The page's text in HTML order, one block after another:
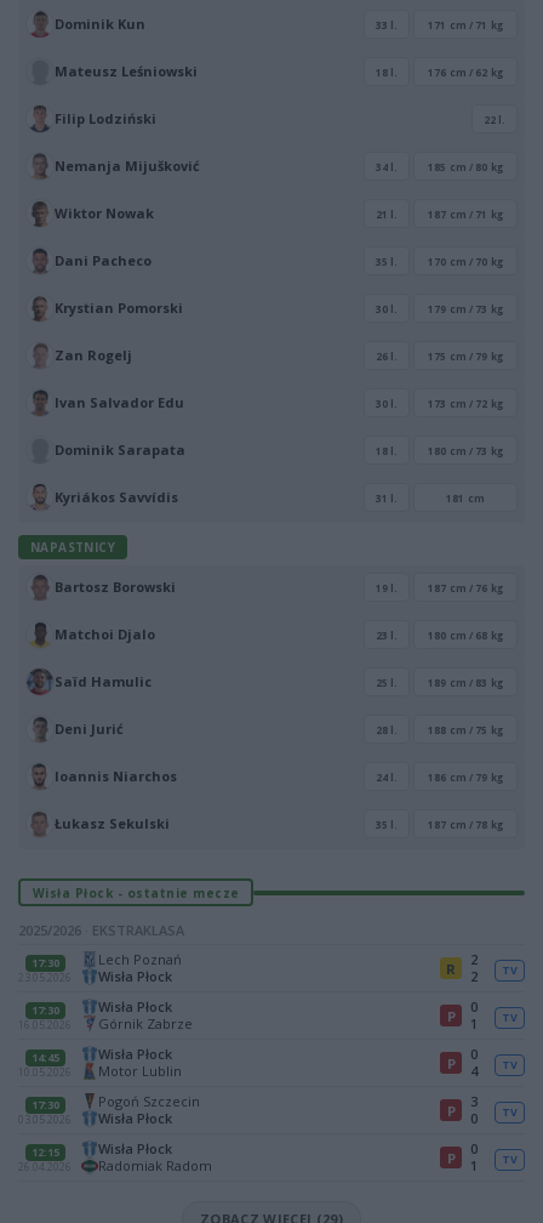
Dominik Kun 33 l. 171 cm / 71 kg
Mateusz Leśniowski 18 l. 176 cm / 62 kg
Filip Lodziński 22 l.
Nemanja Mijušković 34 l. 185 cm / 80 kg
Wiktor Nowak 21 l. 187 cm / 71 kg
Dani Pacheco 35 l. 170 cm / 70 kg
Krystian Pomorski 30 l. 179 cm / 73 kg
Zan Rogelj 26 l. 175 cm / 79 kg
Ivan Salvador Edu 30 l. 173 cm / 72 kg
Dominik Sarapata 18 l. 180 cm / 73 kg
Kyriákos Savvídis 31 l. 181 cm
NAPASTNICY
Bartosz Borowski 19 l. 187 cm / 76 kg
Matchoi Djalo 23 l. 180 cm / 68 kg
Saïd Hamulic 25 l. 189 cm / 83 kg
Deni Jurić 28 l. 188 cm / 75 kg
Ioannis Niarchos 24 l. 186 cm / 79 kg
Łukasz Sekulski 35 l. 187 cm / 78 kg
Wisła Płock - ostatnie mecze
2025/2026 · EKSTRAKLASA
17:30
23.05.2026
Lech Poznań
Wisła Płock
R
2
2
TV
17:30
16.05.2026
Wisła Płock
Górnik Zabrze
P
0
1
TV
14:45
10.05.2026
Wisła Płock
Motor Lublin
P
0
4
TV
17:30
03.05.2026
Pogoń Szczecin
Wisła Płock
P
3
0
TV
12:15
26.04.2026
Wisła Płock
Radomiak Radom
P
0
1
TV
ZOBACZ WIĘCEJ (29)